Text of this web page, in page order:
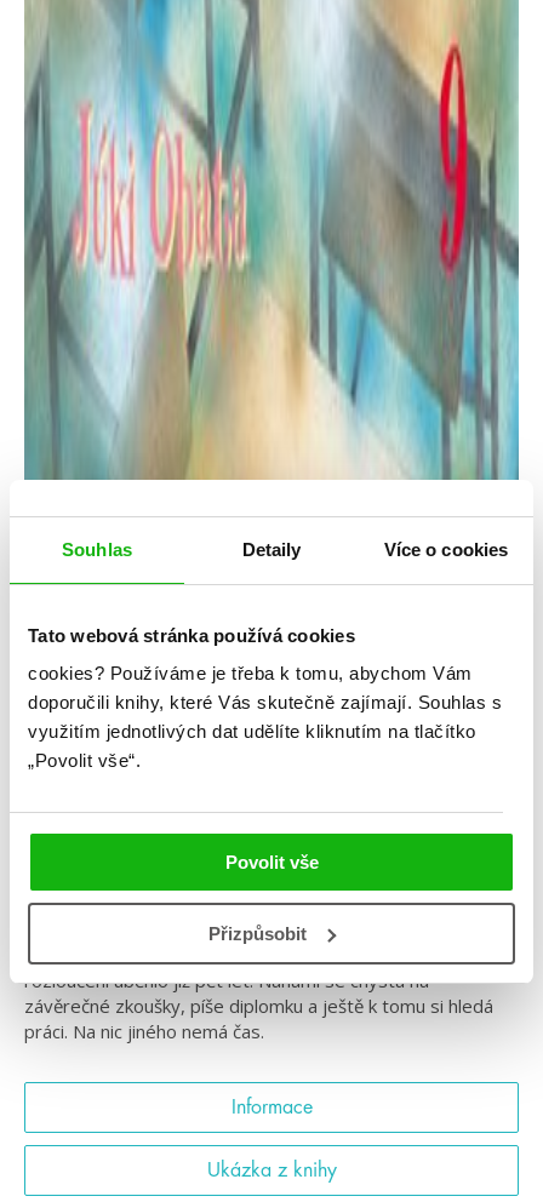
Souhlas Detaily Více o cookies
Tato webová stránka používá cookies
cookies? Používáme je třeba k tomu, abychom Vám
doporučili knihy, které Vás skutečně zajímají. Souhlas s
využitím jednotlivých dat udělíte kliknutím na tlačítko
„Povolit vše“.
Povolit vše
Přizpůsobit
Kategorie: young adult
Žánr: Komiks
Yuki Obata
Dva lidé. Jedna minulost. Není na lásku už pozdě?
Jano se kvůli rozvodu své matky přestěhoval do Tokia. S
Nanami si slíbili, že se po roce zase setkají, a od té doby
měli vztah na dálku. Už se ale nikdy nepotkali a od
rozloučení uběhlo již pět let. Nanami se chystá na
závěrečné zkoušky, píše diplomku a ještě k tomu si hledá
práci. Na nic jiného nemá čas.
Informace
Ukázka z knihy